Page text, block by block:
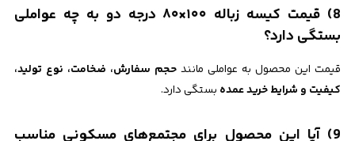
8) قیمت کیسه زباله ۱۰۰×۸۰ درجه دو به چه عواملی
بستگی دارد؟
قیمت این محصول به عواملی مانندحجم سفارش، ضخامت، نوع تولید،
کیفیت و شرایط خرید عمده بستگی دارد.
9) آیا این محصول برای مجتمع‌های مسکونی مناسب